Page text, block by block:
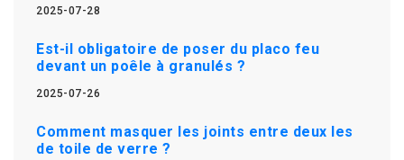
2025-07-28
Est-il obligatoire de poser du placo feu
devant un poêle à granulés ?
2025-07-26
Comment masquer les joints entre deux les
de toile de verre ?